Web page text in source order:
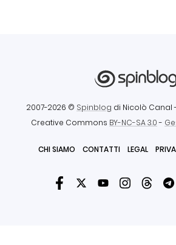
2007-2026 © Spinblog di Nicolò Canal
Creative Commons BY-NC-SA 3.0-
CHI SIAMO CONTATTI LEGAL